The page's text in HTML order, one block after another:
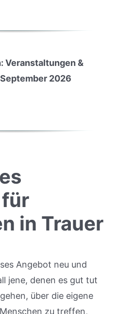
Veranstaltungen &
2026
in Trauer
Angebot neu und
jene, denen es gut tut
über die eigene
zu treffen,